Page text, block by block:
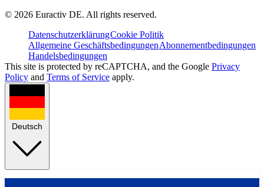
© 2026 Euractiv DE. All rights reserved.
DatenschutzerklärungCookie Politik
Allgemeine GeschäftsbedingungenAbonnementbedingungen
Handelsbedingungen
This site is protected by reCAPTCHA, and the Google Privacy
Policy and Terms of Service apply.
Deutsch